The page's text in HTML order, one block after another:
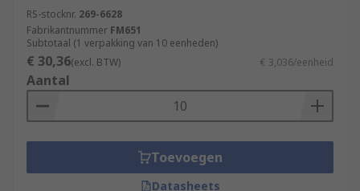
RS-stocknr. 269-6628
Fabrikantnummer FM651
Subtotaal (1 verpakking van 10 eenheden)
€ 30,36(excl. BTW) € 3,036/eenheid
Aantal
Toevoegen
Datasheets